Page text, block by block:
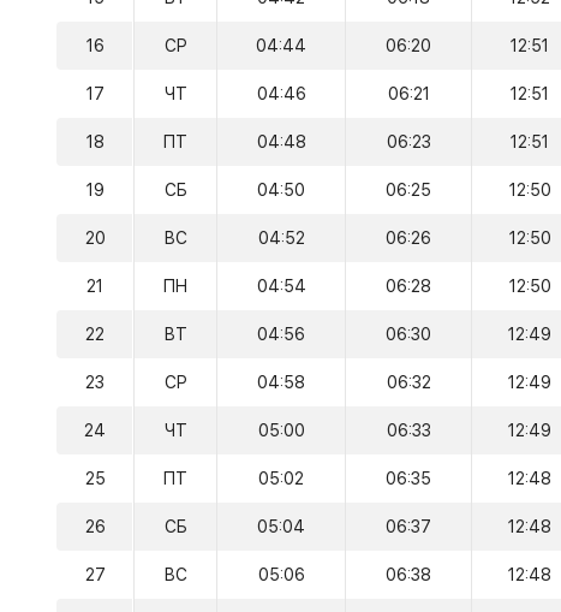
16 СР 04:44 06:20 12:51
17 ЧТ 04:46 06:21 12:51
18 ПТ 04:48 06:23 12:51
19 СБ 04:50 06:25 12:50
20 ВС 04:52 06:26 12:50
21 ПН 04:54 06:28 12:50
22 ВТ 04:56 06:30 12:49
23 СР 04:58 06:32 12:49
24 ЧТ 05:00 06:33 12:49
25 ПТ 05:02 06:35 12:48
26 СБ 05:04 06:37 12:48
27 ВС 05:06 06:38 12:48